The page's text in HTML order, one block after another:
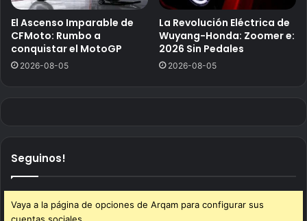
El Ascenso Imparable de
CFMoto: Rumbo a
conquistar el MotoGP
2026-08-05
La Revolución Eléctrica de
Wuyang-Honda: Zoomer e:
2026 Sin Pedales
2026-08-05
Seguinos!
Vaya a la página de opciones de Arqam para configurar sus